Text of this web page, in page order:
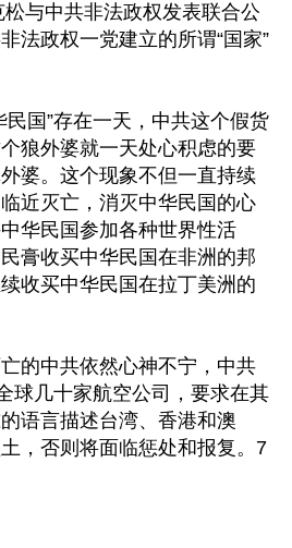
与中共非法政权发表联合公
法政权一党建立的所谓“国家”
民国”存在一天，中共这个假货
狼外婆就一天处心积虑的要
婆。这个现象不但一直持续
近灭亡，消灭中华民国的心
华民国参加各种世界性活
膏收买中华民国在非洲的邦
收买中华民国在拉丁美洲的
的中共依然心神不宁，中共
球几十家航空公司，要求在其
语言描述台湾、香港和澳
，否则将面临惩处和报复。7